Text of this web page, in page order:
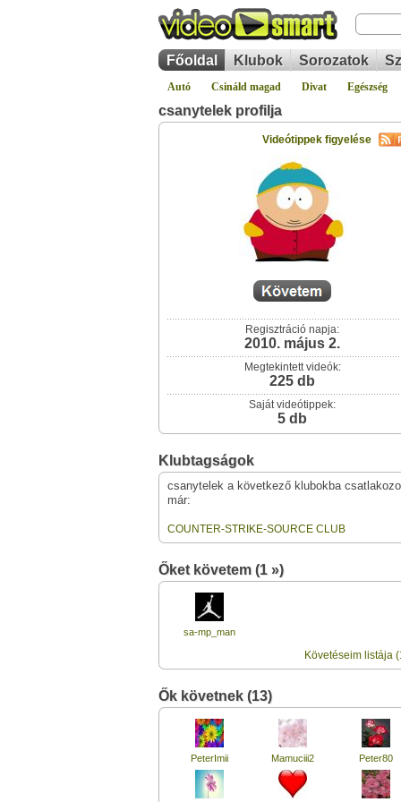
Főoldal Klubok Sorozatok
Autó Csináld magad Divat Egészség
csanytelek profilja
Videótippek figyelése
Regisztráció napja:
2010. május 2.
Megtekintett videók:
225 db
Saját videótippek:
5 db
Klubtagságok
csanytelek a következő klubokba
már:
COUNTER-STRIKE-SOURCE CLUB
Őket követem (1 »)
sa-mp_man
Követéseim listája
Ők követnek (13)
PeterImii Mamuciii2 Peter80